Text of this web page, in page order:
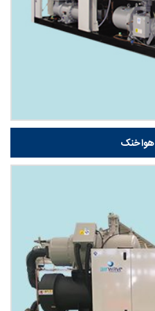
خنک